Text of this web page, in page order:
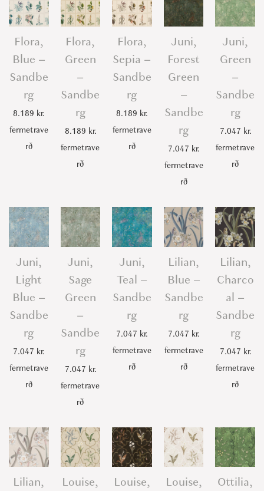
Flora,
Blue –
Sandbe
rg
8.189 kr.
fermetrave
rð
Flora,
Green
–
Sandbe
rg
8.189 kr.
fermetrave
rð
Flora,
Sepia –
Sandbe
rg
8.189 kr.
fermetrave
rð
Juni,
Forest
Green
–
Sandbe
rg
7.047 kr.
fermetrave
rð
Juni,
Green
–
Sandbe
rg
7.047 kr.
fermetrave
rð
Juni,
Light
Blue –
Sandbe
rg
7.047 kr.
fermetrave
rð
Juni,
Sage
Green
–
Sandbe
rg
7.047 kr.
fermetrave
rð
Juni,
Teal –
Sandbe
rg
7.047 kr.
fermetrave
rð
Lilian,
Blue –
Sandbe
rg
7.047 kr.
fermetrave
rð
Lilian,
Charco
al –
Sandbe
rg
7.047 kr.
fermetrave
rð
Lilian,
Louise,
Louise,
Louise,
Ottilia,